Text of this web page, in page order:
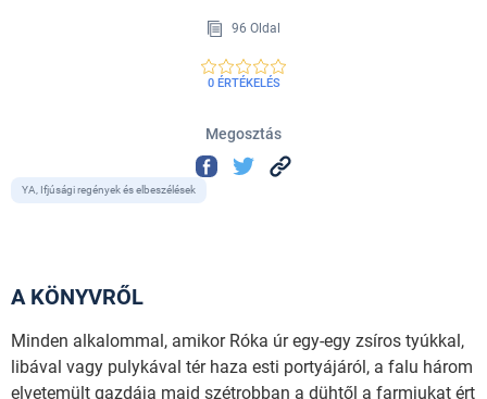
96 Oldal
0 ÉRTÉKELÉS
Megosztás
YA, Ifjúsági regények és elbeszélések
A KÖNYVRŐL
Minden alkalommal, amikor Róka úr egy-egy zsíros tyúkkal,
libával vagy pulykával tér haza esti portyájáról, a falu három
elvetemült gazdája majd szétrobban a dühtől a farmjukat ért